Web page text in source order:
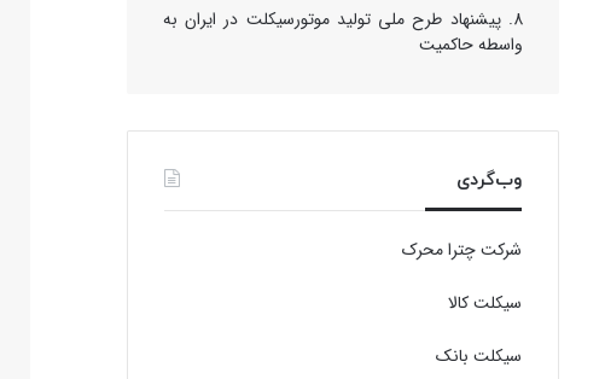
پیشنهاد طرح ملی تولید موتورسیکلت در ایران به
واسطه حاکمیت
وب‌گردی
شرکت چترا محرک
سیکلت کالا
سیکلت بانک